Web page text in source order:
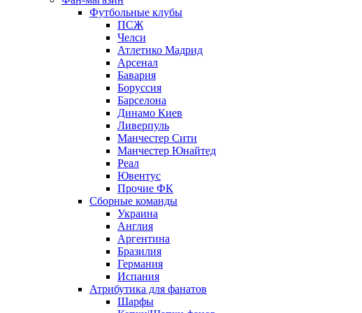
Футбольные клубы
ПСЖ
Челси
Атлетико Мадрид
Арсенал
Бавария
Боруссия
Барселона
Динамо Киев
Ливерпуль
Манчестер Сити
Манчестер Юнайтед
Реал
Ювентус
Прочие ФК
Сборные команды
Украина
Англия
Аргентина
Бразилия
Германия
Испания
Атрибутика для фанатов
Шарфы